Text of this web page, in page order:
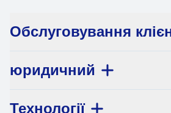
Обслуговування
юридичний
Технології